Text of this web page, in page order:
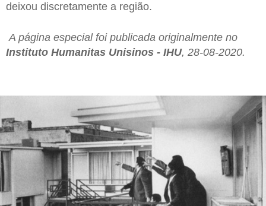
deixou discretamente a região.
A página especial foi publicada originalmente no
Instituto Humanitas Unisinos - IHU, 28-08-2020.